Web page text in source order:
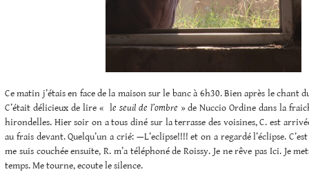
Ce matin j’étais en face de la maison sur le banc à 6h30. Bien après le chant
C’était délicieux de lire « le seuil de l’ombre » de Nuccio Ordine dans la
hirondelles. Hier soir on a tous diné sur la terrasse des voisines, C. est
au frais devant. Quelqu’un a crié: —L’eclipse!!!! et on a regardé l’éclipse.
me suis couchée ensuite, R. m’a téléphoné de Roissy. Je ne rêve pas Ici. Je
temps. Me tourne, ecoute le silence.